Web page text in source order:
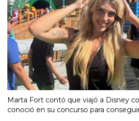
Marta Fort contó que viajó a Disney
conoció en su concurso para